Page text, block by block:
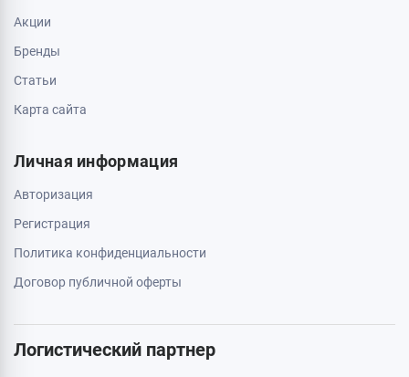
Акции
Бренды
Статьи
Карта сайта
Личная информация
Авторизация
Регистрация
Политика конфиденциальности
Договор публичной оферты
Логистический партнер